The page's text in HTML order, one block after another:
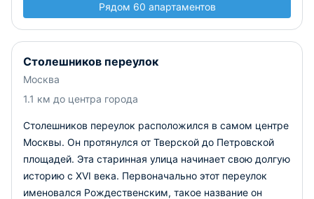
Рядом 60 апартаментов
Столешников переулок
Москва
1.1 км до центра города
Столешников переулок расположился в самом центре
Москвы. Он протянулся от Тверской до Петровской
площадей. Эта старинная улица начинает свою долгую
историю с XVI века. Первоначально этот переулок
именовался Рождественским, такое название он